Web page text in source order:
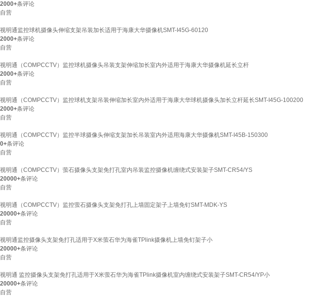
2000+条评论
自营
视明通监控球机摄像头伸缩支架吊装加长适用于海康大华摄像机SMT-I45G-60120
2000+条评论
自营
视明通（COMPCCTV）监控球机摄像头吊装支架伸缩加长室内外适用于海康大华摄像机延长立杆
2000+条评论
自营
视明通（COMPCCTV）监控球机支架吊装伸缩加长室内外适用于海康大华球机摄像头加长立杆延长SMT-I45G-100200
2000+条评论
自营
视明通（COMPCCTV）监控半球摄像头伸缩支架加长吊装室内外适用海康大华摄像机SMT-I45B-150300
0+条评论
自营
视明通（COMPCCTV）萤石摄像头支架免打孔室内吊装监控摄像机缠绕式安装架子SMT-CR54/YS
20000+条评论
自营
视明通（COMPCCTV）监控萤石摄像头支架免打孔上墙固定架子上墙免钉SMT-MDK-YS
20000+条评论
自营
视明通监控摄像头支架免打孔适用于X米萤石华为海雀TPlink摄像机上墙免钉架子小
20000+条评论
自营
视明通 监控摄像头支架免打孔适用于X米萤石华为海雀TPlink摄像机室内缠绕式安装架子SMT-CR54/YP小
20000+条评论
自营